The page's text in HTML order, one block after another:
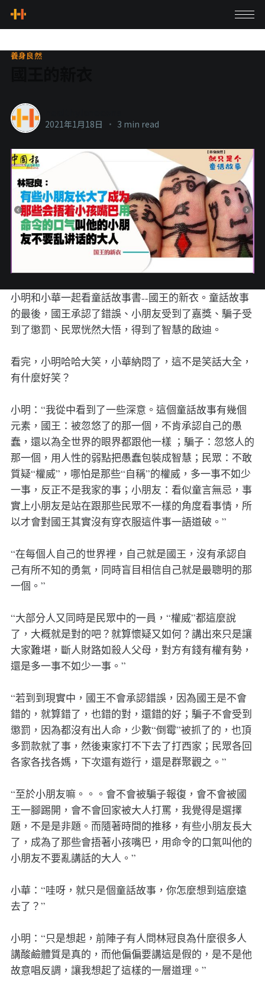
養身良然
2021年1月18日 • 3 min read
小明和小華一起看童話故事書--國王的新衣。童話故事
的最後，國王承認了錯誤、小朋友受到了嘉獎、騙子受
到了懲罰、民眾恍然大悟，得到了智慧的啟迪。
看完，小明哈哈大笑，小華納悶了，這不是笑話大全，
有什麼好笑？
小明：“我從中看到了一些深意。這個童話故事有幾個
元素，國王：被忽悠了的那一個，不肯承認自己的愚
蠢，還以為全世界的眼界都跟他一樣 ；騙子：忽悠人的
那一個，用人性的弱點把愚蠢包裝成智慧；民眾：不敢
質疑“權威”，哪怕是那些“自稱”的權威，多一事不如少
一事，反正不是我家的事；小朋友：看似童言無忌，事
實上小朋友是站在跟那些民眾不一樣的角度看事情，所
以才會對國王其實沒有穿衣服這件事一語道破。”
“在每個人自己的世界裡，自己就是國王，沒有承認自
己有所不知的勇氣，同時盲目相信自己就是最聰明的那
一個。”
“大部分人又同時是民眾中的一員，“權威”都這麼說
了，大概就是對的吧？就算懷疑又如何？講出來只是讓
大家難堪，斷人財路如殺人父母，對方有錢有權有勢，
還是多一事不如少一事。”
“若到到現實中，國王不會承認錯誤，因為國王是不會
錯的，就算錯了，也錯的對，還錯的好；騙子不會受到
懲罰，因為都沒有出人命，少數“倒霉”被抓了的，也頂
多罰款就了事，然後東家打不下去了打西家；民眾各回
各家各找各媽，下次還有遊行，還是群聚觀之。”
“至於小朋友嘛。。。會不會被騙子報復，會不會被國
王一腳踢開，會不會回家被大人打罵，我覺得是選擇
題，不是是非題。而隨著時間的推移，有些小朋友長大
了，成為了那些會捂著小孩嘴巴，用命令的口氣叫他的
小朋友不要亂講話的大人。”
小華：“哇呀，就只是個童話故事，你怎麼想到這麼遠
去了？”
小明：“只是想起，前陣子有人問林冠良為什麼很多人
講酸鹼體質是真的，而他偏偏要講這是假的，是不是他
故意唱反調，讓我想起了這樣的一層道理。”